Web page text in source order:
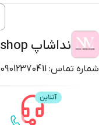
نداشاپ nedashop
شماره تماس: 09012370411